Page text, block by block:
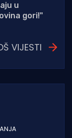
u
gori!"
VIJESTI